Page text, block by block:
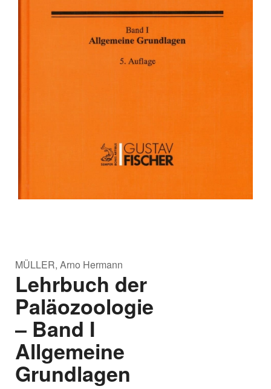
MÜLLER, Arno Hermann
Lehrbuch der
Paläozoologie
– Band I
Allgemeine
Grundlagen